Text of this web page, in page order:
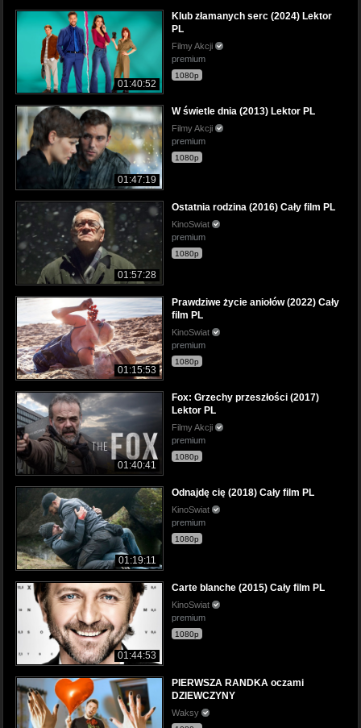
01:40:52
Klub złamanych serc (2024) Lektor
PL
Filmy Akcji
premium
1080p
01:47:19
W świetle dnia (2013) Lektor PL
Filmy Akcji
premium
1080p
01:57:28
Ostatnia rodzina (2016) Cały film PL
KinoSwiat
premium
1080p
01:15:53
Prawdziwe życie aniołów (2022) Cały
film PL
KinoSwiat
premium
1080p
01:40:41
Fox: Grzechy przeszłości (2017)
Lektor PL
Filmy Akcji
premium
1080p
01:19:11
Odnajdę cię (2018) Cały film PL
KinoSwiat
premium
1080p
01:44:53
Carte blanche (2015) Cały film PL
KinoSwiat
premium
1080p
PIERWSZA RANDKA oczami
DZIEWCZYNY
Waksy